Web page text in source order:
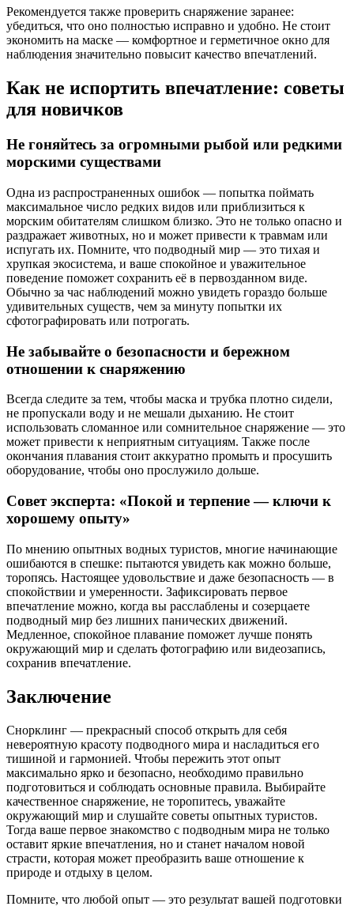
Рекомендуется также проверить снаряжение заранее:
убедиться, что оно полностью исправно и удобно. Не стоит
экономить на маске — комфортное и герметичное окно для
наблюдения значительно повысит качество впечатлений.
Как не испортить впечатление: советы
для новичков
Не гоняйтесь за огромными рыбой или редкими
морскими существами
Одна из распространенных ошибок — попытка поймать
максимальное число редких видов или приблизиться к
морским обитателям слишком близко. Это не только опасно и
раздражает животных, но и может привести к травмам или
испугать их. Помните, что подводный мир — это тихая и
хрупкая экосистема, и ваше спокойное и уважительное
поведение поможет сохранить её в первозданном виде.
Обычно за час наблюдений можно увидеть гораздо больше
удивительных существ, чем за минуту попытки их
сфотографировать или потрогать.
Не забывайте о безопасности и бережном
отношении к снаряжению
Всегда следите за тем, чтобы маска и трубка плотно сидели,
не пропускали воду и не мешали дыханию. Не стоит
использовать сломанное или сомнительное снаряжение — это
может привести к неприятным ситуациям. Также после
окончания плавания стоит аккуратно промыть и просушить
оборудование, чтобы оно прослужило дольше.
Совет эксперта: «Покой и терпение — ключи к
хорошему опыту»
По мнению опытных водных туристов, многие начинающие
ошибаются в спешке: пытаются увидеть как можно больше,
торопясь. Настоящее удовольствие и даже безопасность — в
спокойствии и умеренности. Зафиксировать первое
впечатление можно, когда вы расслаблены и созерцаете
подводный мир без лишних панических движений.
Медленное, спокойное плавание поможет лучше понять
окружающий мир и сделать фотографию или видеозапись,
сохранив впечатление.
Заключение
Снорклинг — прекрасный способ открыть для себя
невероятную красоту подводного мира и насладиться его
тишиной и гармонией. Чтобы пережить этот опыт
максимально ярко и безопасно, необходимо правильно
подготовиться и соблюдать основные правила. Выбирайте
качественное снаряжение, не торопитесь, уважайте
окружающий мир и слушайте советы опытных туристов.
Тогда ваше первое знакомство с подводным мира не только
оставит яркие впечатления, но и станет началом новой
страсти, которая может преобразить ваше отношение к
природе и отдыху в целом.
Помните, что любой опыт — это результат вашей подготовки